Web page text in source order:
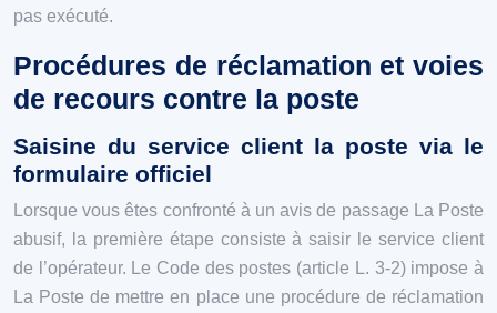
pas exécuté.
Procédures de réclamation et voies
de recours contre la poste
Saisine du service client la poste via le
formulaire officiel
Lorsque vous êtes confronté à un avis de passage La Poste
abusif, la première étape consiste à saisir le service client
de l’opérateur. Le Code des postes (article L. 3-2) impose à
La Poste de mettre en place une procédure de réclamation